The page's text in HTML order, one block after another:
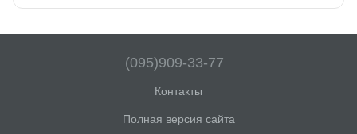
(095)909-33-77
Контакты
Полная версия сайта